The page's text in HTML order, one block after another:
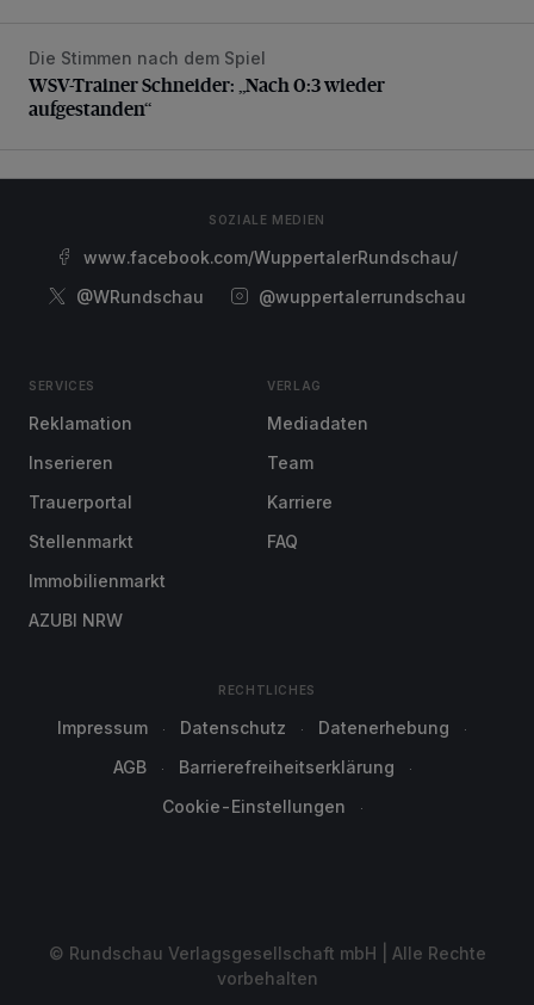
WSV-Trainer Schneider: „Nach 0:3 wieder aufgestanden“
Die Stimmen nach dem Spiel
WSV-Trainer Schneider: „Nach 0:3 wieder
aufgestanden“
SOZIALE MEDIEN
www.facebook.com/WuppertalerRundschau/
@WRundschau
@wuppertalerrundschau
SERVICES
Reklamation
Inserieren
Trauerportal
Stellenmarkt
Immobilienmarkt
AZUBI NRW
VERLAG
Mediadaten
Team
Karriere
FAQ
RECHTLICHES
Impressum Datenschutz
Datenerhebung
AGB
Barrierefreiheitserklärung
Cookie-Einstellungen
© Rundschau Verlagsgesellschaft mbH | Alle Rechte
vorbehalten